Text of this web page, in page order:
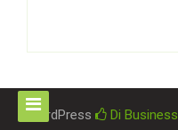
WordPress Di Business